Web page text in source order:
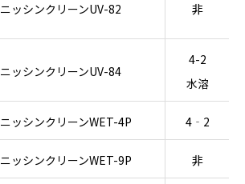
ニッシンクリーンUV-82 非
ニッシンクリーンUV-84
4-2
水溶
ニッシンクリーンWET-4P 4‐2
ニッシンクリーンWET-9P 非